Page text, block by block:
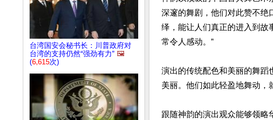
台湾国安会秘书长：川普政府对
台湾的支持仍然“强劲有力” 🖼️
(6,615次)
深邃的舞剧，他们对此赞不绝
绎，能让人们真正的进入到故
常令人感动。”
演出的传统配色和美丽的舞蹈
美丽。他们如此轻盈地舞动，
跟随神韵的演出观众能够领略